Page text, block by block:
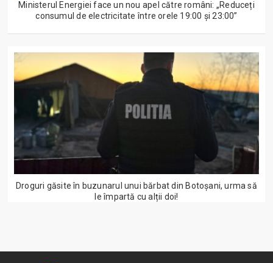
Ministerul Energiei face un nou apel către români: „Reduceți
consumul de electricitate între orele 19:00 și 23:00”
Droguri găsite în buzunarul unui bărbat din Botoșani, urma să
le împartă cu alții doi!